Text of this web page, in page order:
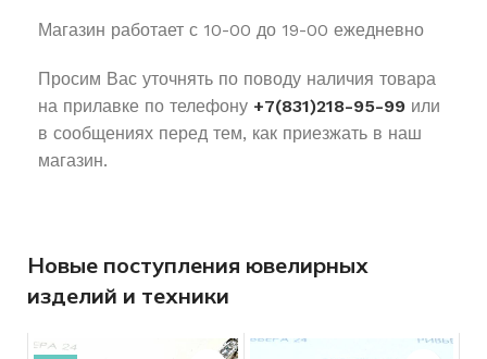
Магазин работает с 10-00 до 19-00 ежедневно
Просим Вас уточнять по поводу наличия товара
на прилавке по телефону +7(831)218-95-99 или
в сообщениях перед тем, как приезжать в наш
магазин.
Новые поступления ювелирных
изделий и техники